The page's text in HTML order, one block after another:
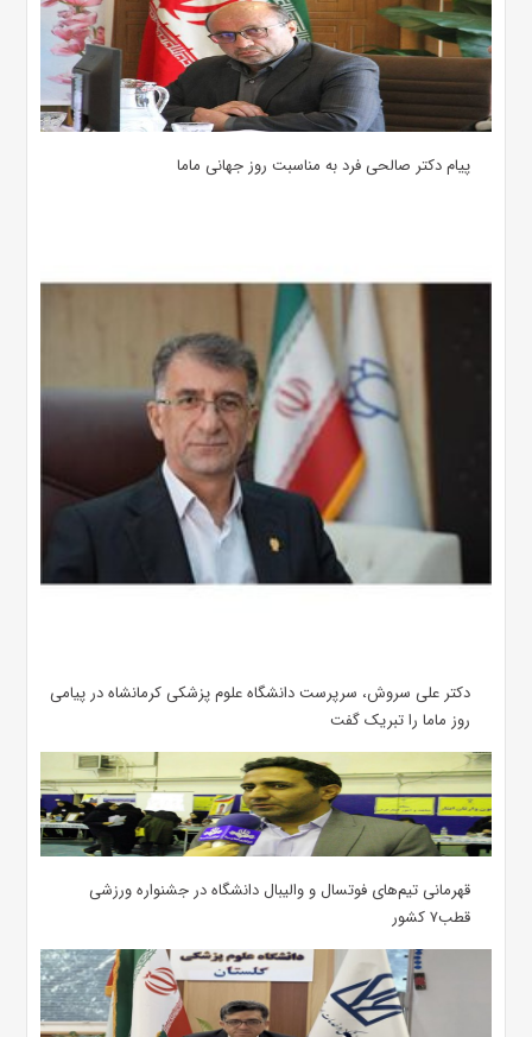
پیام دکتر صالحی فرد به مناسبت روز جهانی ماما
دکتر علی سروش، سرپرست دانشگاه علوم پزشکی کرمانشاه در پیامی
روز ماما را تبریک گفت
قهرمانی تیم‌های فوتسال و والیبال دانشگاه در جشنواره ورزشی
قطب۷ کشور